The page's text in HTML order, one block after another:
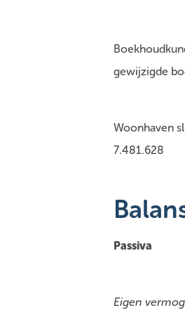
gewijzigde
Woonhaven
7.481.628
Passiva
Eigen